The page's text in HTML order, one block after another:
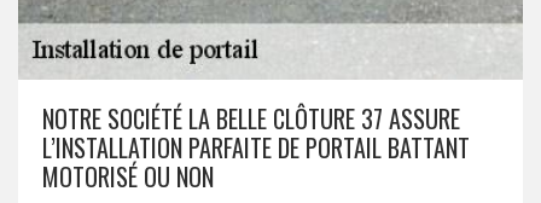
NOTRE SOCIÉTÉ LA BELLE CLÔTURE 37 ASSURE
L’INSTALLATION PARFAITE DE PORTAIL BATTANT
MOTORISÉ OU NON